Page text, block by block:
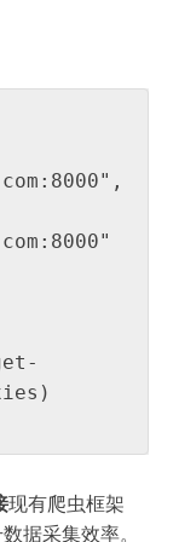
现有爬虫框架
据采集效率。